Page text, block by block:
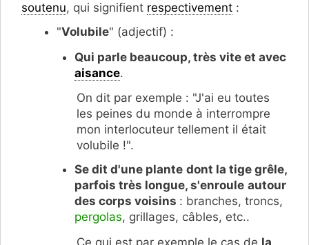
soutenu, qui signifient respectivement :
"Volubile" (adjectif) :
Qui parle beaucoup, très vite et avec
aisance.
On dit par exemple : "J'ai eu toutes
les peines du monde à interrompre
mon interlocuteur tellement il était
volubile !".
Se dit d'une plante dont la tige grêle,
parfois très longue, s'enroule autour
des corps voisins : branches, troncs,
pergolas, grillages, câbles, etc..
Ce qui est par exemple le cas de la